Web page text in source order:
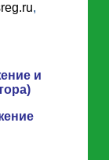
,
и